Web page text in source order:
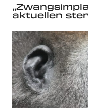
aktuellen